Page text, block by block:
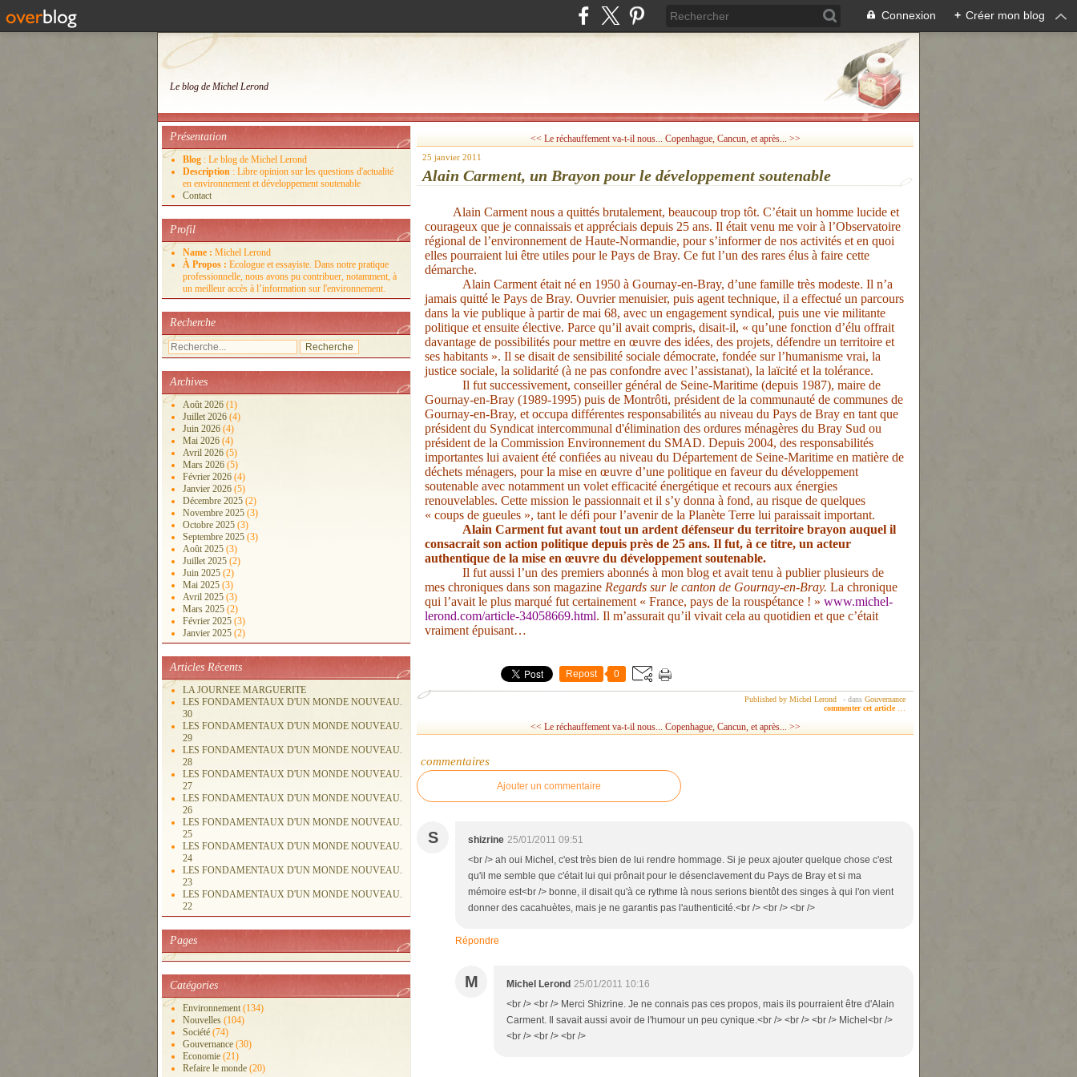
Connexion + Créer mon blog
Le blog de Michel Lerond
Présentation
Blog : Le blog de Michel Lerond
Description : Libre opinion sur les questions d'actualité
en environnement et développement soutenable
Contact
Profil
Name : Michel Lerond
À Propos : Ecologue et essayiste. Dans notre pratique
professionnelle, nous avons pu contribuer, notamment, à
un meilleur accès à l’information sur l'environnement.
Recherche
Archives
Août 2026 (1)
Juillet 2026 (4)
Juin 2026 (4)
Mai 2026 (4)
Avril 2026 (5)
Mars 2026 (5)
Février 2026 (4)
Janvier 2026 (5)
Décembre 2025 (2)
Novembre 2025 (3)
Octobre 2025 (3)
Septembre 2025 (3)
Août 2025 (3)
Juillet 2025 (2)
Juin 2025 (2)
Mai 2025 (3)
Avril 2025 (3)
Mars 2025 (2)
Février 2025 (3)
Janvier 2025 (2)
Articles Récents
LA JOURNEE MARGUERITE
LES FONDAMENTAUX D'UN MONDE NOUVEAU.
30
LES FONDAMENTAUX D'UN MONDE NOUVEAU.
29
LES FONDAMENTAUX D'UN MONDE NOUVEAU.
28
LES FONDAMENTAUX D'UN MONDE NOUVEAU.
27
LES FONDAMENTAUX D'UN MONDE NOUVEAU.
26
LES FONDAMENTAUX D'UN MONDE NOUVEAU.
25
LES FONDAMENTAUX D'UN MONDE NOUVEAU.
24
LES FONDAMENTAUX D'UN MONDE NOUVEAU.
23
LES FONDAMENTAUX D'UN MONDE NOUVEAU.
22
Pages
Catégories
Environnement (134)
Nouvelles (104)
Société (74)
Gouvernance (30)
Economie (21)
Refaire le monde (20)
<< Le réchauffement va-t-il nous... Copenhague, Cancun, et après... >>
25 janvier 2011
Alain Carment, un Brayon pour le développement soutenable
Alain Carment nous a quittés brutalement, beaucoup trop tôt. C’était un homme lucide et
courageux que je connaissais et appréciais depuis 25 ans. Il était venu me voir à l’Observatoire
régional de l’environnement de Haute-Normandie, pour s’informer de nos activités et en quoi
elles pourraient lui être utiles pour le Pays de Bray. Ce fut l’un des rares élus à faire cette
démarche.
Alain Carment était né en 1950 à Gournay-en-Bray, d’une famille très modeste. Il n’a
jamais quitté le Pays de Bray. Ouvrier menuisier, puis agent technique, il a effectué un parcours
dans la vie publique à partir de mai 68, avec un engagement syndical, puis une vie militante
politique et ensuite élective. Parce qu’il avait compris, disait-il, « qu’une fonction d’élu offrait
davantage de possibilités pour mettre en œuvre des idées, des projets, défendre un territoire et
ses habitants ». Il se disait de sensibilité sociale démocrate, fondée sur l’humanisme vrai, la
justice sociale, la solidarité (à ne pas confondre avec l’assistanat), la laïcité et la tolérance.
Il fut successivement, conseiller général de Seine-Maritime (depuis 1987), maire de
Gournay-en-Bray (1989-1995) puis de Montrôti, président de la communauté de communes de
Gournay-en-Bray, et occupa différentes responsabilités au niveau du Pays de Bray en tant que
président du Syndicat intercommunal d'élimination des ordures ménagères du Bray Sud ou
président de la Commission Environnement du SMAD. Depuis 2004, des responsabilités
importantes lui avaient été confiées au niveau du Département de Seine-Maritime en matière de
déchets ménagers, pour la mise en œuvre d’une politique en faveur du développement
soutenable avec notamment un volet efficacité énergétique et recours aux énergies
renouvelables. Cette mission le passionnait et il s’y donna à fond, au risque de quelques
« coups de gueules », tant le défi pour l’avenir de la Planète Terre lui paraissait important.
Alain Carment fut avant tout un ardent défenseur du territoire brayon auquel il
consacrait son action politique depuis près de 25 ans. Il fut, à ce titre, un acteur
authentique de la mise en œuvre du développement soutenable.
Il fut aussi l’un des premiers abonnés à mon blog et avait tenu à publier plusieurs de
mes chroniques dans son magazine Regards sur le canton de Gournay-en-Bray. La chronique
qui l’avait le plus marqué fut certainement « France, pays de la rouspétance ! » www.michel-
lerond.com/article-34058669.html. Il m’assurait qu’il vivait cela au quotidien et que c’était
vraiment épuisant…
Repost 0
Published by Michel Lerond - dans Gouvernance
commenter cet article
<< Le réchauffement va-t-il nous... Copenhague, Cancun, et après... >>
commentaires
Ajouter un commentaire
S shizrine 25/01/2011 09:51
<br /> ah oui Michel, c'est très bien de lui rendre hommage. Si je peux ajouter quelque chose c'est
qu'il me semble que c'était lui qui prônait pour le désenclavement du Pays de Bray et si ma
mémoire est<br /> bonne, il disait qu'à ce rythme là nous serions bientôt des singes à qui l'on vient
donner des cacahuètes, mais je ne garantis pas l'authenticité.<br /> <br /> <br />
Répondre
M Michel Lerond 25/01/2011 10:16
<br /> <br /> Merci Shizrine. Je ne connais pas ces propos, mais ils pourraient être d'Alain
Carment. Il savait aussi avoir de l'humour un peu cynique.<br /> <br /> <br /> Michel<br />
<br /> <br /> <br />